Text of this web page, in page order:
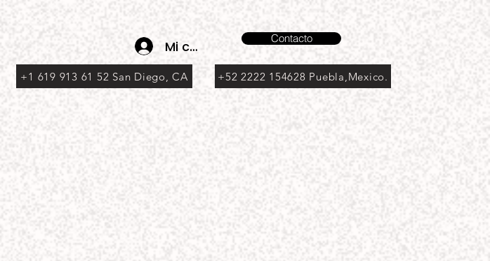
Mi cuenta
+1 619 913 61 52 San Diego, CA
Contacto
+52 2222 154628 Puebla,Mexico.